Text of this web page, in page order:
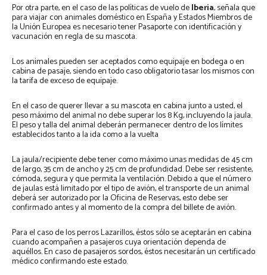
Por otra parte, en el caso de las políticas de vuelo deIberia, señala que
para viajar con animales doméstico en España y Estados Miembros de
la Unión Europea es necesario tener Pasaporte con identificación y
vacunación en regla de su mascota.
Los animales pueden ser aceptados como equipaje en bodega o en
cabina de pasaje, siendo en todo caso obligatorio tasar los mismos con
la tarifa de exceso de equipaje.
En el caso de querer llevar a su mascota en cabina junto a usted, el
peso máximo del animal no debe superar los 8 Kg, incluyendo la jaula.
El peso y talla del animal deberán permanecer dentro de los límites
establecidos tanto a la ida como a la vuelta
La jaula/recipiente debe tener como máximo unas medidas de 45 cm
de largo, 35 cm de ancho y 25 cm de profundidad. Debe ser resistente,
cómoda, segura y que permita la ventilación. Debido a que el número
de jaulas está limitado por el tipo de avión, el transporte de un animal
deberá ser autorizado por la Oficina de Reservas, esto debe ser
confirmado antes y al momento de la compra del billete de avión.
Para el caso de los perros Lazarillos, éstos sólo se aceptarán en cabina
cuando acompañen a pasajeros cuya orientación dependa de
aquéllos. En caso de pasajeros sordos, éstos necesitarán un certificado
médico confirmando este estado.